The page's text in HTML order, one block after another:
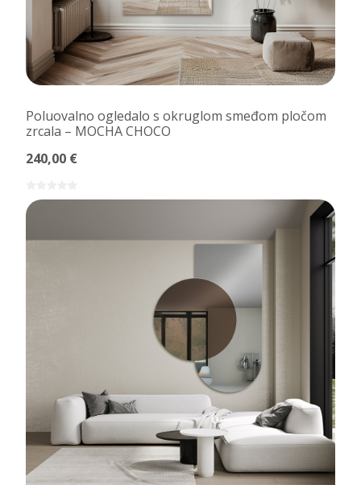
Poluovalno ogledalo s okruglom smeđom pločom
zrcala – MOCHA CHOCO
240,00 €